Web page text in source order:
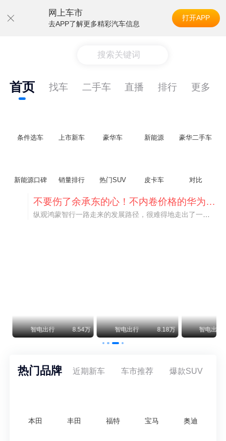
网上车市
去APP了解更多精彩汽车信息
打开APP
搜索关键词
首页 找车 二手车 直播 排行 更多
条件选车 上市新车 豪华车 新能源 豪华二手车
新能源口碑 销量排行 热门SUV 皮卡车 对比
不要伤了余承东的心！不内卷价格的华为，弥足珍贵！
智电出行 8.54万 智电出行 8.18万 智电出行
热门品牌 近期新车 车市推荐 爆款SUV
本田 丰田 福特 宝马 奥迪